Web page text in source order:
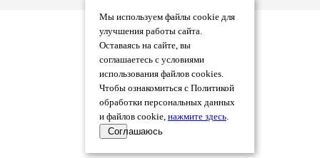
Мы используем файлы cookie для
улучшения работы сайта.
Оставаясь на сайте, вы
соглашаетесь с условиями
использования файлов cookies.
Чтобы ознакомиться с Политикой
обработки персональных данных
и файлов cookie, нажмите здесь.
Соглашаюсь